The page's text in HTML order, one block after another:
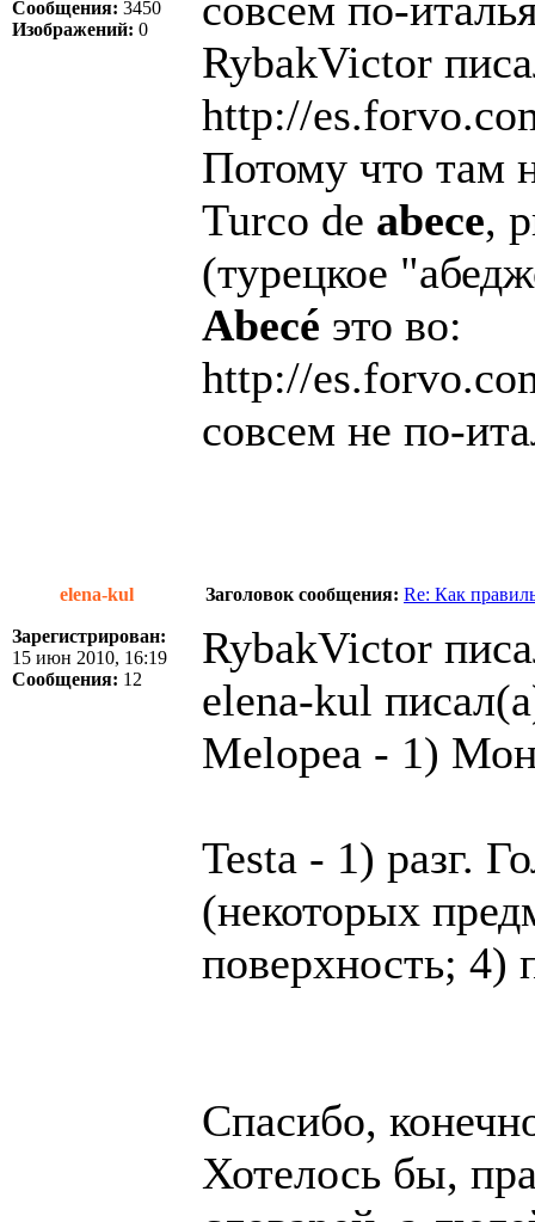
Сообщения: 3450
Изображений: 0
RybakVictor
http://
Потому что там
Turco de abece,
(турецкое
Abecé это во:
http://
совсем не по-
elena-kul Заголовок сообщения: Re: Как
Зарегистрирован:
15 июн 2010, 16:19
Сообщения: 12
RybakVictor
elena-kul
Melopea - 1)
Testa - 1) разг.
(некоторых
поверхность; 4)
Спасибо,
Хотелось бы,